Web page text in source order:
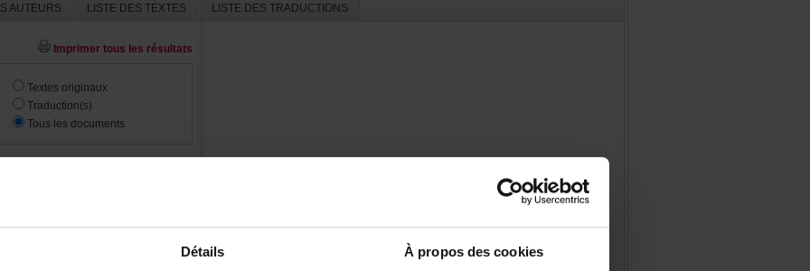
Détails Àproposdescookies
LISTEDESTEXTES LISTEDESTRADUCTIONS
Imprimertouslesrésultats
Textesoriginaux
Traduction(s)
Touslesdocuments